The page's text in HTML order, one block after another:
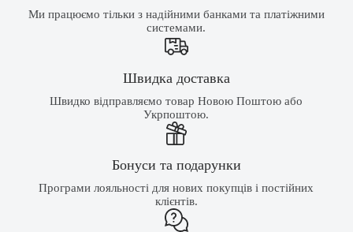
Ми працюємо тільки з надійними банками та платіжними
системами.
Швидка доставка
Швидко відправляємо товар Новою Поштою або
Укрпоштою.
Бонуси та подарунки
Програми лояльності для нових покупців і постійних
клієнтів.